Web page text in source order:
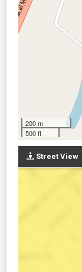
200 m
500 ft
Street View